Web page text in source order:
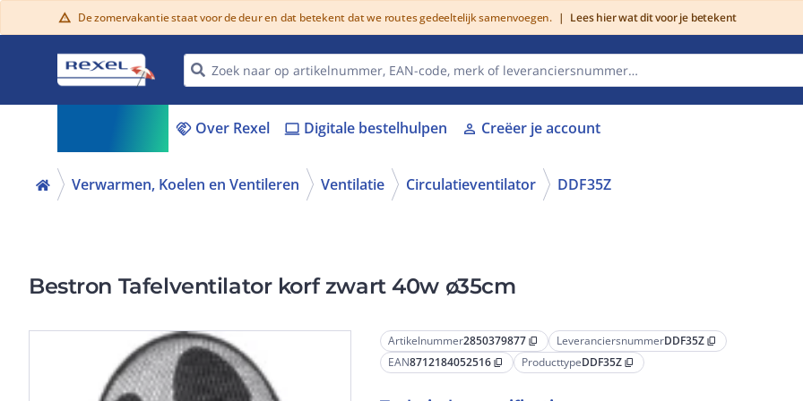
warning De zomervakantie staat voor de deur en dat betekent dat we routes gedeeltelijk samenvoegen. | Lees hier wat dit voor je betekent
handshake Over Rexel laptop Digitale bestelhulpen person Creëer je account
Verwarmen, Koelen en Ventileren Ventilatie Circulatieventilator DDF35Z
Bestron Tafelventilator korf zwart 40w ø35cm
Artikelnummer2850379877 content_copy LeveranciersnummerDDF35Z content_copy
EAN8712184052516 content_copy ProducttypeDDF35Z content_copy